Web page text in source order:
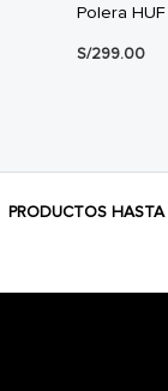
Polera
S/299.00
PRODUCTOS